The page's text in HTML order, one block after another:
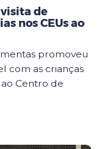
de
nos CEUs ao
promoveu
com as crianças
Centro de